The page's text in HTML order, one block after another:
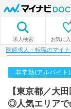
求人検索 お気に
医師求人・転職のマイ
非常勤(アルバイト)
【東京都／大
◎人気エリアで